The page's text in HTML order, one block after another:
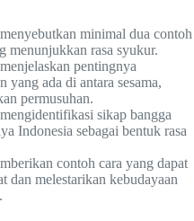
minimal dua contoh
menunjukkan rasa syukur.
pentingnya
yang ada di antara sesama,
permusuhan.
sikap bangga
Indonesia sebagai bentuk rasa
contoh cara yang dapat
dan melestarikan kebudayaan